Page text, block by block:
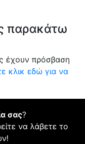
παρακάτω
έχουν πρόσβαση
κλικ εδώ για να
σας?
να λάβετε το